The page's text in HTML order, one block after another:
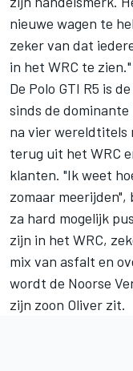
nieuwe wagen te
zeker van dat
in het WRC te zien."
De Polo GTI R5 is
sinds de dominante
na vier wereldtitels
terug uit het WRC
klanten. "Ik weet
zomaar
za hard mogelijk
zijn in het WRC,
mix van asfalt en
wordt de Noorse
zijn zoon Oliver zit.